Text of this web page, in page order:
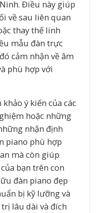
Điều này giúp
về sau liên quan
thay thế linh
mẫu đàn trực
cảm nhận về âm
phù hợp với
ý kiến của các
hoặc những
nhận định
piano phù hợp
mà còn giúp
bạn trên con
đàn piano đẹp
bị kỹ lưỡng và
lâu dài và đích